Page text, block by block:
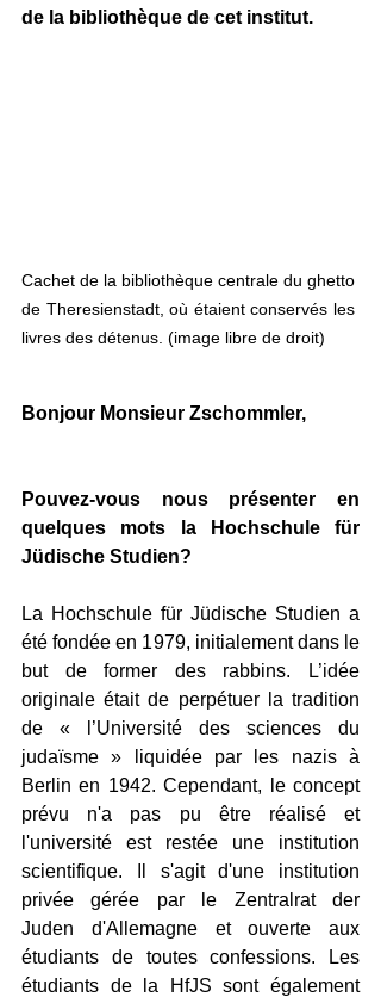
de la bibliothèque de cet institut.
Cachet de la bibliothèque centrale du ghetto
de Theresienstadt, où étaient conservés les
livres des détenus. (image libre de droit)
Bonjour Monsieur Zschommler,
Pouvez-vous nous présenter en
quelques mots la Hochschule für
Jüdische Studien?
La Hochschule für Jüdische Studien a
été fondée en 1979, initialement dans le
but de former des rabbins. L’idée
originale était de perpétuer la tradition
de « l’Université des sciences du
judaïsme » liquidée par les nazis à
Berlin en 1942. Cependant, le concept
prévu n'a pas pu être réalisé et
l'université est restée une institution
scientifique. Il s'agit d'une institution
privée gérée par le Zentralrat der
Juden d'Allemagne et ouverte aux
étudiants de toutes confessions. Les
étudiants de la HfJS sont également